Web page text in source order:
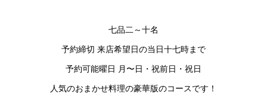
七品二～十名
予約締切 来店希望日の当日十七時まで
予約可能曜日 月〜日・祝前日・祝日
人気のおまかせ料理の豪華版のコースです！